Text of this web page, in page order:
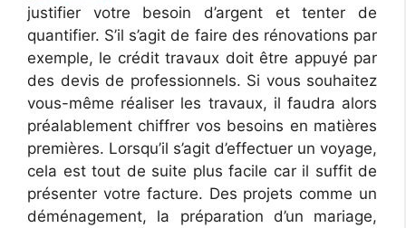
justifier votre besoin d’argent et tenter de
quantifier. S’il s’agit de faire des rénovations par
exemple, le crédit travaux doit être appuyé par
des devis de professionnels. Si vous souhaitez
vous-même réaliser les travaux, il faudra alors
préalablement chiffrer vos besoins en matières
premières. Lorsqu’il s’agit d’effectuer un voyage,
cela est tout de suite plus facile car il suffit de
présenter votre facture. Des projets comme un
déménagement, la préparation d’un mariage,